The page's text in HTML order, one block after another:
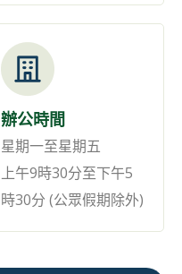
辦公時間
星期一至星期五
上午9時30分至下午5
時30分 (公眾假期除外)